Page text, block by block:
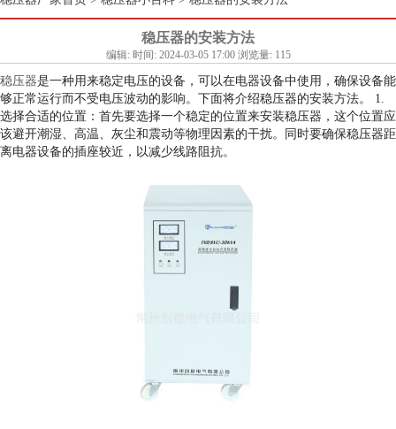
稳压器的安装方法
编辑: 时间: 2024-03-05 17:00 浏览量: 115
稳压器是一种用来稳定电压的设备，可以在电器设备中使用，确保设备能
够正常运行而不受电压波动的影响。下面将介绍稳压器的安装方法。 1.
选择合适的位置：首先要选择一个稳定的位置来安装稳压器，这个位置应
该避开潮湿、高温、灰尘和震动等物理因素的干扰。同时要确保稳压器距
离电器设备的插座较近，以减少线路阻抗。